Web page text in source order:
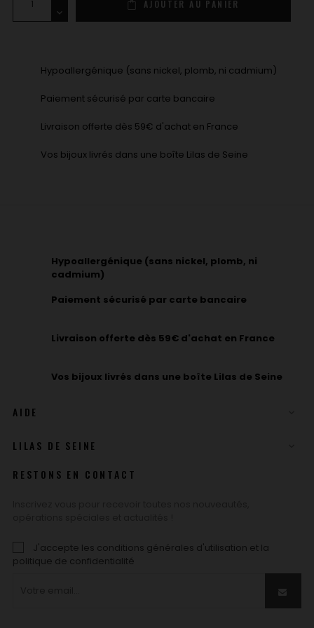
AJOUTER AU PANIER
Hypoallergénique (sans nickel, plomb, ni cadmium)
Paiement sécurisé par carte bancaire
Livraison offerte dès 59€ d'achat en France
Vos bijoux livrés dans une boîte Lilas de Seine
Hypoallergénique (sans nickel, plomb, ni
cadmium)
Paiement sécurisé par carte bancaire
Livraison offerte dès 59€ d'achat en France
Vos bijoux livrés dans une boîte Lilas de Seine
AIDE
LILAS DE SEINE
RESTONS EN CONTACT
J'accepte les conditions générales d'utilisation et la
politique de confidentialité